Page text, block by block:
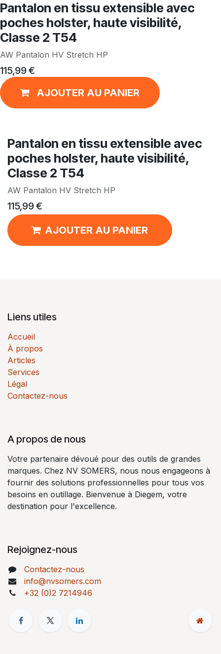
Pantalon en tissu extensible avec
poches holster, haute visibilité,
Classe 2 T54
AW Pantalon HV Stretch HP
115,99€
AJOUTER AU PANIER
Pantalon en tissu extensible avec
poches holster, haute visibilité,
Classe 2 T54
AW Pantalon HV Stretch HP
115,99€
AJOUTER AU PANIER
Liens utiles
Accueil
À propos
Articles
Services
Légal
Contactez-nous
A propos de nous
Votre partenaire dévoué pour des outils de grandes
marques. Chez NV SOMERS, nous nous engageons à
fournir des solutions professionnelles pour tous vos
besoins en outillage. Bienvenue à Diegem, votre
destination pour l'excellence.
Rejoignez-nous
Contactez-nous
info@nvsomers.com
+32 (0)2 7214946